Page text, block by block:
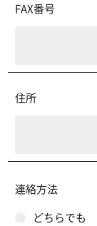
FAX番号
住所
連絡方法
どちらでも